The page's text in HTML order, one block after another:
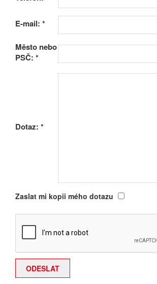
E-mail: *
Město nebo
PSČ: *
Dotaz: *
Zaslat mi kopii mého dotazu